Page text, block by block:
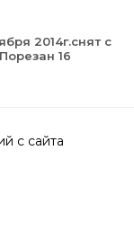
2014г.снят с
16
с сайта